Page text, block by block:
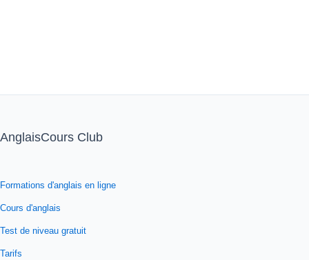
AnglaisCours Club
Formations d'anglais en ligne
Cours d'anglais
Test de niveau gratuit
Tarifs